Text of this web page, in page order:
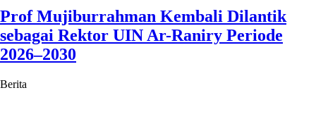
Prof Mujiburrahman Kembali Dilantik
sebagai Rektor UIN Ar-Raniry Periode
2026–2030
Berita